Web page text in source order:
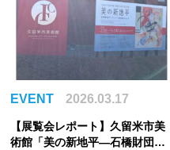
EVENT 2026.03.17
【展覧会レポート】久留米市美
術館「美の新地平―石橋財団ア